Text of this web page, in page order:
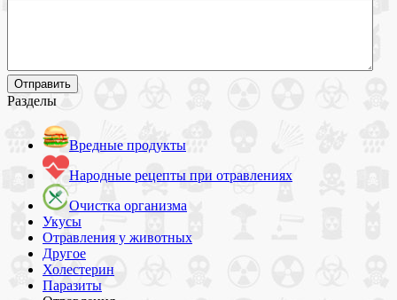
Разделы
Вредные продукты
Народные рецепты при отравлениях
Очистка организма
Укусы
Отравления у животных
Другое
Холестерин
Паразиты